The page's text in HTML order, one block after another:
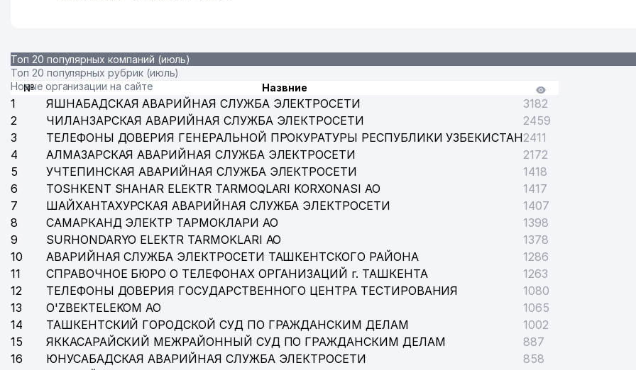
Топ 20 популярных компаний (июль)
Топ 20 популярных рубрик (июль)
Новые организации на сайте
№ Назвние
1 ЯШНАБАДСКАЯ АВАРИЙНАЯ СЛУЖБА ЭЛЕКТРОСЕТИ
3182
2
ЧИЛАНЗАРСКАЯ АВАРИЙНАЯ СЛУЖБА ЭЛЕКТРОСЕТИ
2459
3
ТЕЛЕФОНЫ ДОВЕРИЯ ГЕНЕРАЛЬНОЙ ПРОКУРАТУРЫ РЕСПУБЛИКИ УЗБЕКИСТАН2411
4
АЛМАЗАРСКАЯ АВАРИЙНАЯ СЛУЖБА ЭЛЕКТРОСЕТИ
2172
5
УЧТЕПИНСКАЯ АВАРИЙНАЯ СЛУЖБА ЭЛЕКТРОСЕТИ
1418
6
TOSHKENT SHAHAR ELEKTR TARMOQLARI KORXONASI АО
1417
7
ШАЙХАНТАХУРСКАЯ АВАРИЙНАЯ СЛУЖБА ЭЛЕКТРОСЕТИ
1407
8
САМАРКАНД ЭЛЕКТР ТАРМОКЛАРИ АО
1398
9
SURHONDARYO ELEKTR TARMOKLARI АО
1378
10
АВАРИЙНАЯ СЛУЖБА ЭЛЕКТРОСЕТИ ТАШКЕНТСКОГО РАЙОНА
1286
11
СПРАВОЧНОЕ БЮРО О ТЕЛЕФОНАХ ОРГАНИЗАЦИЙ г. ТАШКЕНТА
1263
12
ТЕЛЕФОНЫ ДОВЕРИЯ ГОСУДАРСТВЕННОГО ЦЕНТРА ТЕСТИРОВАНИЯ
1080
13
O'ZBEKTELEKOM АО
1065
14
ТАШКЕНТСКИЙ ГОРОДСКОЙ СУД ПО ГРАЖДАНСКИМ ДЕЛАМ
1002
15
ЯККАСАРАЙСКИЙ МЕЖРАЙОННЫЙ СУД ПО ГРАЖДАНСКИМ ДЕЛАМ
887
16
ЮНУСАБАДСКАЯ АВАРИЙНАЯ СЛУЖБА ЭЛЕКТРОСЕТИ
858